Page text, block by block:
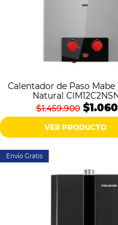
Calentador de Paso Mabe
Natural
$1.459.900
VER PRODUCTO
Envío Gratis